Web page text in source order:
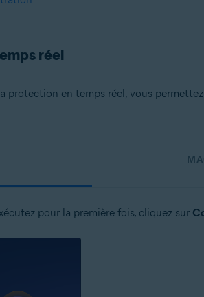
réel
en temps réel, vous
pour la première fois, cliquez sur